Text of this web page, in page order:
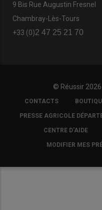
9 Bis Rue Augustin Fresnel
Chambray-Lès-Tours
+33 (0)2 47 25 21 70
© Réussir
FOOTER
COPYRIGHT
CONTACTS
PRESSE AGRICOLE
CENTRE D'AIDE
MODIFIER MES